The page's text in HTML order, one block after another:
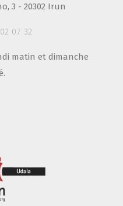
3 - 20302 Irun
07 32
matin et dimanche